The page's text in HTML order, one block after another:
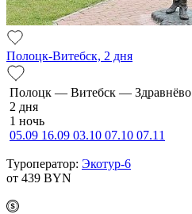
Полоцк-Витебск, 2 дня
По­лоцк — Ви­тебск — Здравнёво
2 дня
1 ночь
05.09 16.09 03.10 07.10 07.11
Туроператор: Экотур-6
от 439 BYN